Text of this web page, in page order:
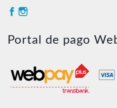
Portal de pago